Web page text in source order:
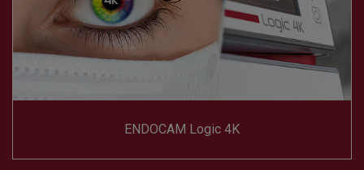
ENDOCAM Logic 4K